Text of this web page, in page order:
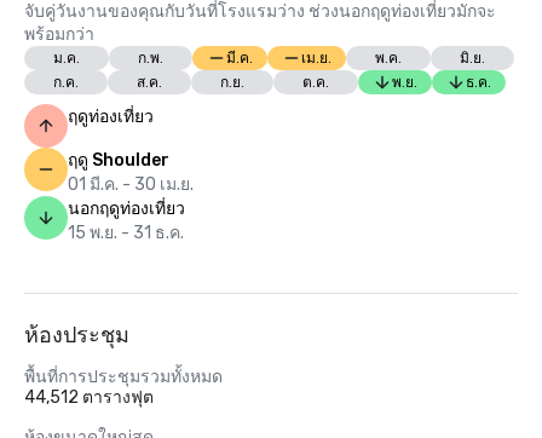
จับคู่วันงานของคุณกับวันที่โรงแรมว่าง ช่วงนอกฤดูท่องเที่ยวมักจะ
พร้อมกว่า
ม.ค. ก.พ. มี.ค. เม.ย. พ.ค.
มิ.ย.
ก.ค.
ส.ค. ก.ย. ต.ค. พ.ย. ธ.ค.
ฤดูท่องเที่ยว
ฤดู Shoulder
01 มี.ค. - 30 เม.ย.
นอกฤดูท่องเที่ยว
15 พ.ย. - 31 ธ.ค.
ห้องประชุม
พื้นที่การประชุมรวมทั้งหมด
44,512 ตารางฟุต